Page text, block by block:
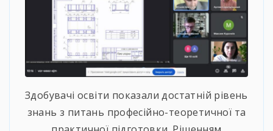
Здобувачі освіти показали достатній рівень
знань з питань професійно-теоретичної та